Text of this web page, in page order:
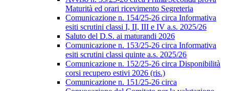
Maturità ed orari ricevimento Segreteria
Comunicazione n. 154/25-26 circa Informativa
esiti scrutini classi I, II, III e IV a.s. 2025/26
Saluto del D.S. ai maturandi 2026
Comunicazione n. 153/25-26 circa Informativa
esiti scrutini classi quinte a.s. 2025/26
Comunicazione n. 152/25-26 circa Disponibilità
corsi recupero estivi 2026 (ris.)
Comunicazione n. 151/25-26 circa